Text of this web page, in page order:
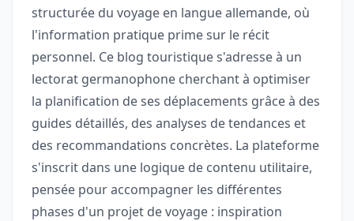
structurée du voyage en langue allemande, où
l'information pratique prime sur le récit
personnel. Ce blog touristique s'adresse à un
lectorat germanophone cherchant à optimiser
la planification de ses déplacements grâce à des
guides détaillés, des analyses de tendances et
des recommandations concrètes. La plateforme
s'inscrit dans une logique de contenu utilitaire,
pensée pour accompagner les différentes
phases d'un projet de voyage : inspiration